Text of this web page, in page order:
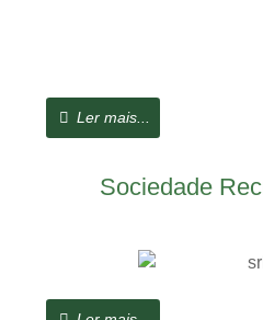
Ler mais...
Sociedade